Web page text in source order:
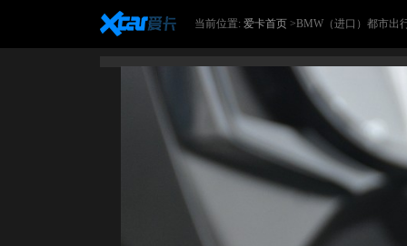
当前位置: 爱卡首页 >BMW（进口）都市出